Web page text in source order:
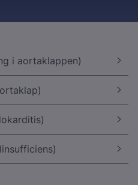
i aortaklappen)